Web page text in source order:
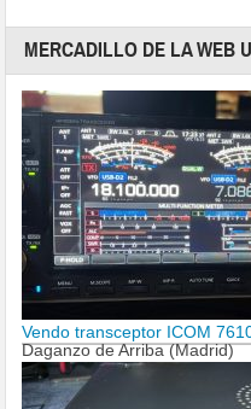
MERCADILLO DE LA WEB
Vendo transceptor ICOM
Daganzo de Arriba (Madrid)